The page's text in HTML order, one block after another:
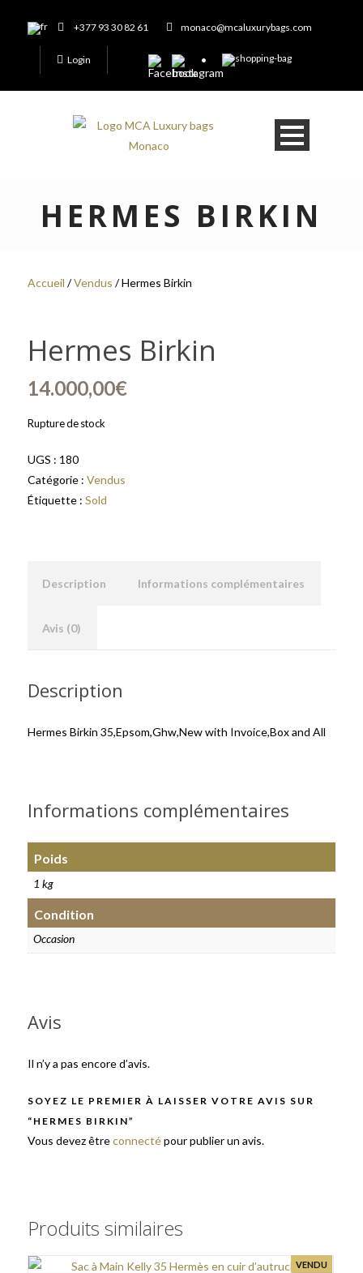
+377 93 30 82 61 monaco@mcaluxurybags.com
Login
HERMES BIRKIN
Accueil /Vendus / Hermes Birkin
Hermes Birkin
14.000,00€
Rupture de stock
UGS : 180
Catégorie : Vendus
Étiquette : Sold
Description Informations complémentaires
Avis (0)
Description
Hermes Birkin 35,Epsom,Ghw,New with Invoice,Box and All
Informations complémentaires
Poids
1 kg
Condition
Occasion
Avis
Il n’y a pas encore d’avis.
SOYEZ LE PREMIER À LAISSER VOTRE AVIS SUR
“HERMES BIRKIN”
Vous devez êtreconnectépour publier un avis.
Produits similaires
VENDU